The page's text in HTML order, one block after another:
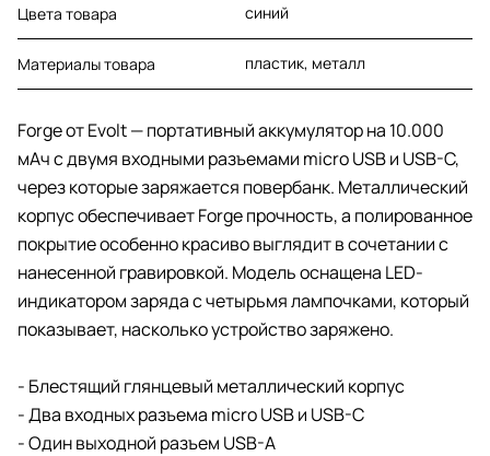
Цвета товара синий
Материалы товара пластик, металл
Forge от Evolt — портативный аккумулятор на 10.000
мАч с двумя входными разъемами micro USB и USB-C,
через которые заряжается повербанк. Металлический
корпус обеспечивает Forge прочность, а полированное
покрытие особенно красиво выглядит в сочетании с
нанесенной гравировкой. Модель оснащена LED-
индикатором заряда с четырьмя лампочками, который
показывает, насколько устройство заряжено.
- Блестящий глянцевый металлический корпус
- Два входных разъема micro USB и USB-C
- Один выходной разъем USB-A